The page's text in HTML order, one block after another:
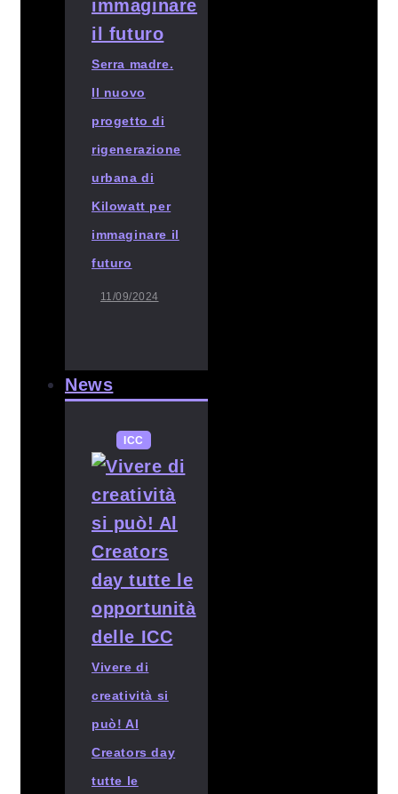
Serra madre.
Il nuovo
progetto di
rigenerazione
urbana di
Kilowatt per
immaginare il
futuro
11/09/2024
News
ICC
Vivere di
creatività si
può! Al
Creators day
tutte le